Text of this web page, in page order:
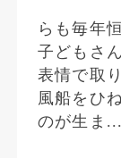
らも毎年
子どもさ
表情で取
風船をひ
のが生ま...